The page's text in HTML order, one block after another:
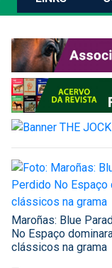
Maroñas: Blue
No Espaço
clássicos na grama